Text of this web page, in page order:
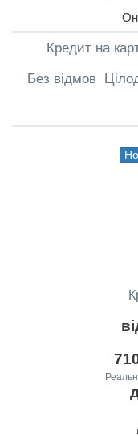
Кредит на
Без відмов